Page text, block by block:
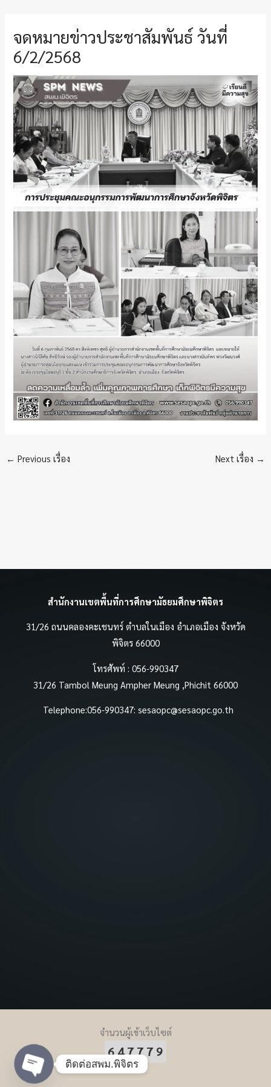
จดหมายข่าวประชาสัมพันธ์ วันที่
6/2/2568
← Previous เรื่อง Next เรื่อง →
สำนักงานเขตพื้นที่การศึกษามัธยมศึกษาพิจิตร
31/26 ถนนคลองคะเชนทร์ ตำบลในเมือง อำเภอเมือง จังหวัด
พิจิตร 66000
โทรศัพท์ : 056-990347
31/26 Tambol Meung Ampher Meung ,Phichit 66000
Telephone:056-990347: sesaopc@sesaopc.go.th
จำนวนผู้เข้าเว็บไซต์
647779
ติดต่อสพม.พิจิตร